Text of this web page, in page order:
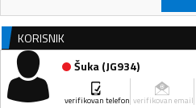
KORISNIK
Šuka(JG934)
verifikovan telefon verifikovan email